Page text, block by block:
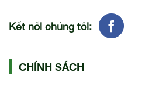
Kết nối chúng tôi:
CHÍNH SÁCH